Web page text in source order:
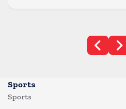
Sports
Sports